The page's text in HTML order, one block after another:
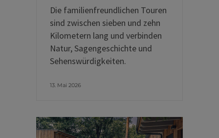
Die familienfreundlichen Touren
sind zwischen sieben und zehn
Kilometern lang und verbinden
Natur, Sagengeschichte und
Sehenswürdigkeiten.
13. Mai 2026